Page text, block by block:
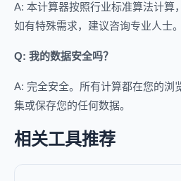
A: 本计算器按照行业标准算法计算
如有特殊需求，建议咨询专业人士。
Q: 我的数据安全吗？
A: 完全安全。所有计算都在您的浏
集或保存您的任何数据。
相关工具推荐